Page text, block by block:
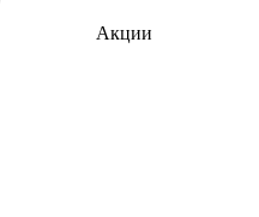
Акции